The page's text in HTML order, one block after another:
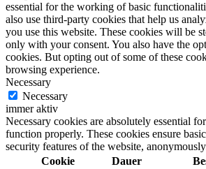
essential for the working of basic
also use third-party cookies that help us
you use this website. These cookies will be
only with your consent. You also have the
cookies. But opting out of some of these
browsing experience.
Necessary
Necessary
immer aktiv
Necessary cookies are absolutely essential
function properly. These cookies ensure
security features of the website,
Cookie
Dauer